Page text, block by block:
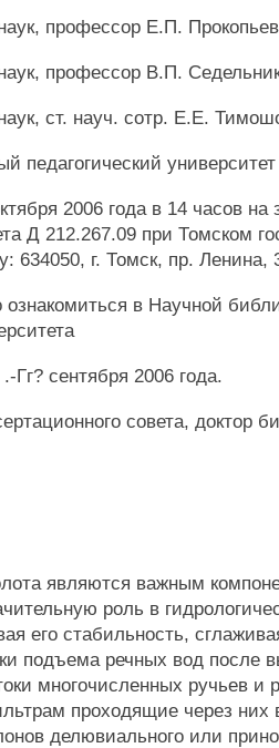
профессор Е.П. Прокопьев
профессор В.П.
ст. науч. сотр. Е.Е.
педагогический университет
2006 года в 14 часов на
Д 212.267.09 при Томском
634050, г. Томск, пр. Ленина,
в Научной
Гг? сентября 2006 года.
совета, доктор
являются важным
роль в
его стабильность,
подъема речных вод после
многочисленных ручьев
проходящие через них
делювиального или